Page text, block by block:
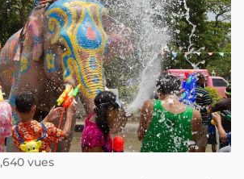
vues